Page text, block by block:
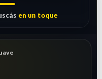
en un toque